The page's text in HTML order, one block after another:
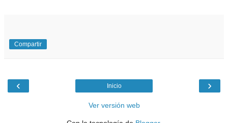
Compartir
‹ ›
Inicio
Ver versión web